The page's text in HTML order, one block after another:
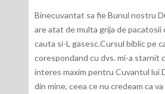
Binecuvantat sa fie Bunul nostru
are atat de multa grija de pacatosii
cauta si-L gasesc.Cursul biblic pe
corespondand cu dvs. mi-a starnit
interes maxim pentru Cuvantul lui
din mine, ceea ce nu credeam ca va